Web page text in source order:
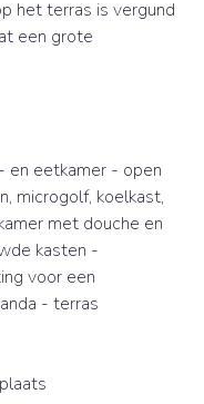
het terras is vergund
een grote
eetkamer - open
microgolf, koelkast,
met douche en
kasten -
voor een
- terras